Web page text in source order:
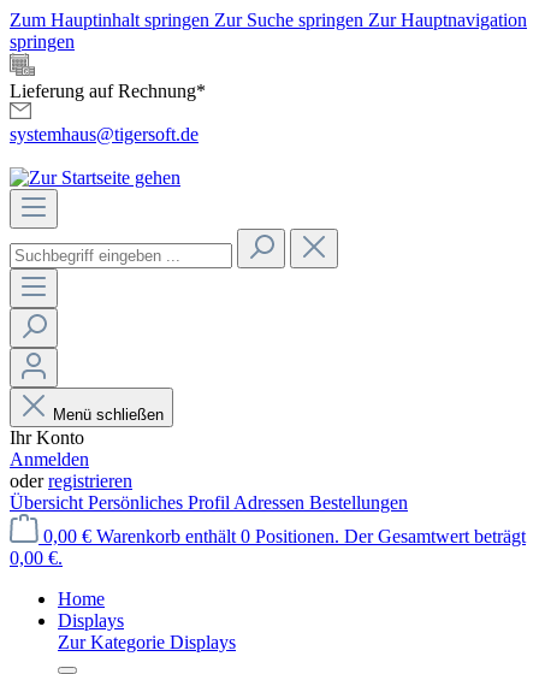
Zum Hauptinhalt springen Zur Suche springen Zur Hauptnavigation
springen
Lieferung auf Rechnung*
systemhaus@tigersoft.de
Menü schließen
Ihr Konto
Anmelden
oderregistrieren
Übersicht Persönliches Profil Adressen Bestellungen
0,00 € Warenkorb enthält 0 Positionen. Der Gesamtwert beträgt
0,00 €.
Home
Displays
Zur Kategorie Displays